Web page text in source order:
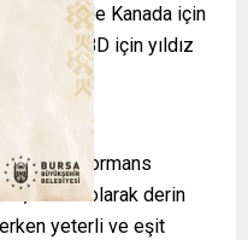
üzerinde Kanada için
ve ABD için yıldız
performans
kasıtlı olarak derin
yeterli ve eşit